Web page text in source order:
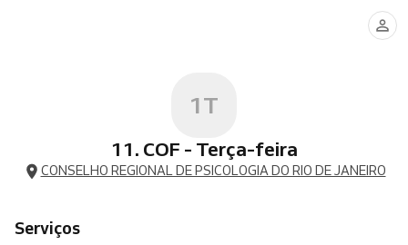
1T
11. COF - Terça-feira
CONSELHO REGIONAL DE PSICOLOGIA DO RIO DE JANEIRO
Serviços